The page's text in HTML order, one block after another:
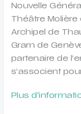
Nouvelle
Théâtre
Archipel de
Gram de
partenaire de
s’associent
APPEL
Plus